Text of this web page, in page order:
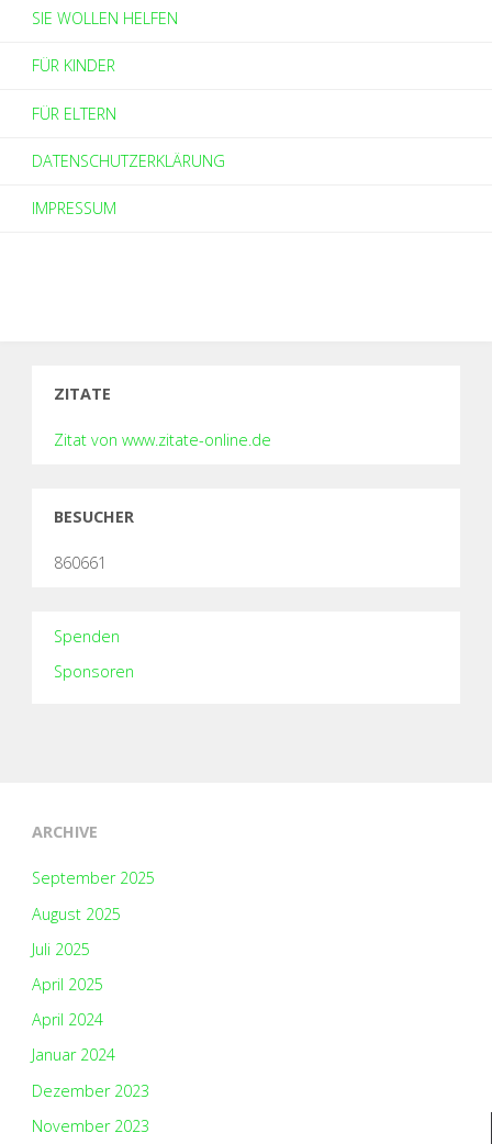
SIE WOLLEN HELFEN
FÜR KINDER
FÜR ELTERN
DATENSCHUTZERKLÄRUNG
IMPRESSUM
ZITATE
Zitat von www.zitate-online.de
BESUCHER
860661
Spenden
Sponsoren
ARCHIVE
September 2025
August 2025
Juli 2025
April 2025
April 2024
Januar 2024
Dezember 2023
November 2023